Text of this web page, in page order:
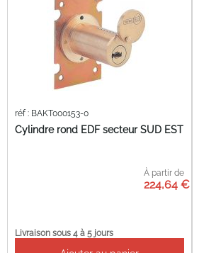
Cylindre rond EDF secteur SUD EST
réf : BAKT000153-0
À partir de
224,64 €
Livraison sous 4 à 5 jours